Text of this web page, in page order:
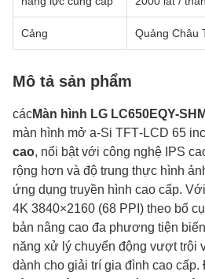
Cảng Quảng Châu
Mô tả sản phẩm
cácMàn hình LG LC650EQY-
màn hình mở a‑Si TFT‑LCD 65
cao, nổi bật với công nghệ IPS
rộng hơn và độ trung thực hình
ứng dụng truyền hình cao cấp.
4K 3840×2160 (68 PPI) theo bố
bản nâng cao đa phương tiện
năng xử lý chuyển động vượt trội
dành cho giải trí gia đình cao